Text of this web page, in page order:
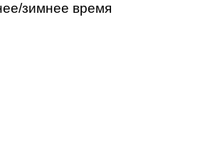
зимнее время